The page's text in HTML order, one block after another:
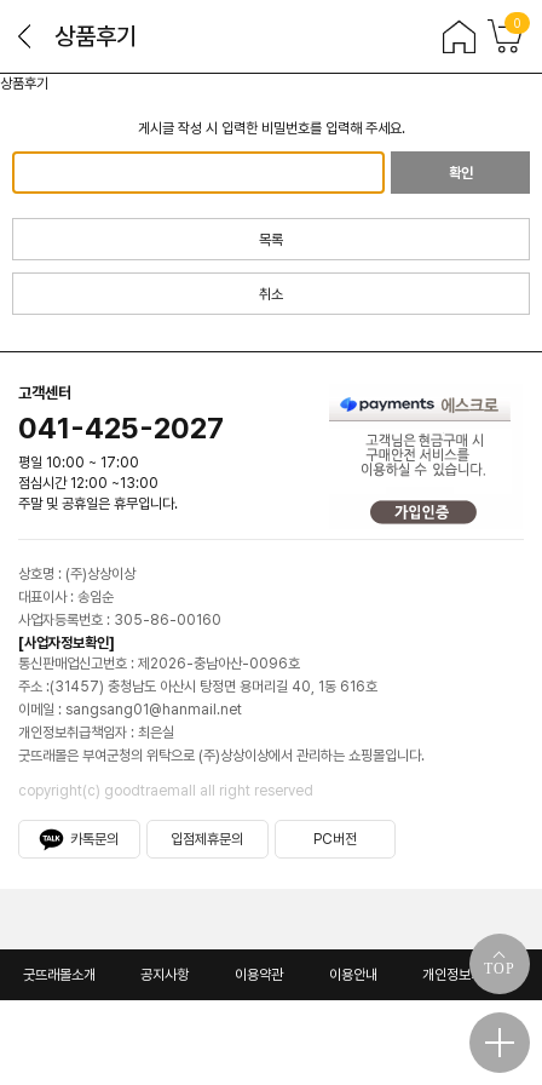
상품후기 0
상품후기
게시글 작성 시 입력한 비밀번호를 입력해 주세요.
확인
목록
취소
고객센터
041-425-2027
평일 10:00 ~ 17:00
점심시간 12:00 ~13:00
주말 및 공휴일은 휴무입니다.
상호명 : (주)상상이상
대표이사 : 송임순
사업자등록번호 : 305-86-00160
[사업자정보확인]
통신판매업신고번호 : 제2026-충남아산-0096호
주소 :(31457) 충청남도 아산시 탕정면 용머리길 40, 1동 616호
이메일 : sangsang01@hanmail.net
개인정보취급책임자 : 최은실
굿뜨래몰은 부여군청의 위탁으로 (주)상상이상에서 관리하는 쇼핑몰입니다.
copyright(c) goodtraemall all right reserved
카톡문의 입점제휴문의 PC버전
굿뜨래몰소개 공지사항 이용약관 이용안내 개인정보처리방침
TOP